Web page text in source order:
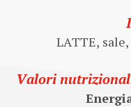
LATTE,
Valori